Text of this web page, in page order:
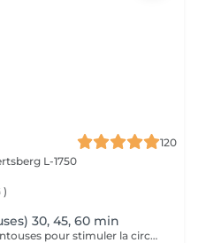
120
L-1750
)
30, 45, 60 min
Une technique utilisant des ventouses pour stimuler la circulation, réduire les douleurs musculaires et favoriser la détoxification.